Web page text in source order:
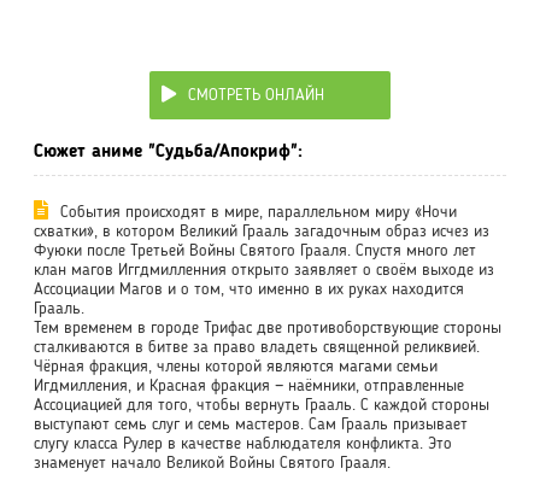
СМОТРЕТЬ ОНЛАЙН
Сюжет аниме "Судьба/Апокриф":
События происходят в мире, параллельном миру «Ночи
схватки», в котором Великий Грааль загадочным образ исчез из
Фуюки после Третьей Войны Святого Грааля. Спустя много лет
клан магов Иггдмилленния открыто заявляет о своём выходе из
Ассоциации Магов и о том, что именно в их руках находится
Грааль.
Тем временем в городе Трифас две противоборствующие стороны
сталкиваются в битве за право владеть священной реликвией.
Чёрная фракция, члены которой являются магами семьи
Игдмилления, и Красная фракция — наёмники, отправленные
Ассоциацией для того, чтобы вернуть Грааль. С каждой стороны
выступают семь слуг и семь мастеров. Сам Грааль призывает
слугу класса Рулер в качестве наблюдателя конфликта. Это
знаменует начало Великой Войны Святого Грааля.